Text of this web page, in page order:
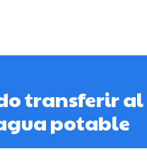
transferir
potable